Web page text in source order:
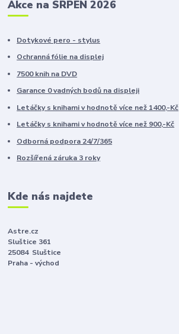
Akce na SRPEN 2026
Dotykové pero - stylus
Ochranná fólie na displej
7500 knih na DVD
Garance 0 vadných bodů na displeji
Letáčky s knihami v hodnotě více než 1400,-Kč
Letáčky s knihami v hodnotě více než 900,-Kč
Odborná podpora 24/7/365
Rozšířená záruka 3 roky
Kde nás najdete
Astre.cz
Sluštice 361
25084 Sluštice
Praha - východ